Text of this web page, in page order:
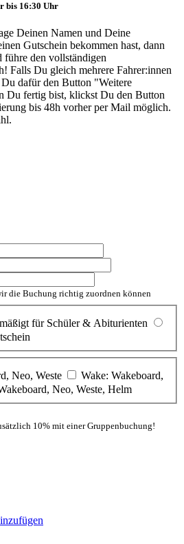
bis 16:30 Uhr
Deinen Namen und Deine
Gutschein bekommen hast, dann
führe den vollständigen
Falls Du gleich mehrere Fahrer:innen
dafür den Button "Weitere
Du fertig bist, klickst Du den Button
bis 48h vorher per Mail möglich.
die Buchung richtig zuordnen können
für Schüler & Abiturienten
Neo, Weste
Wake: Wakeboard,
Neo, Weste, Helm
10% mit einer Gruppenbuchung!